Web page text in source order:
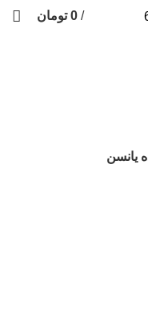
/
0 تومان
یانسن